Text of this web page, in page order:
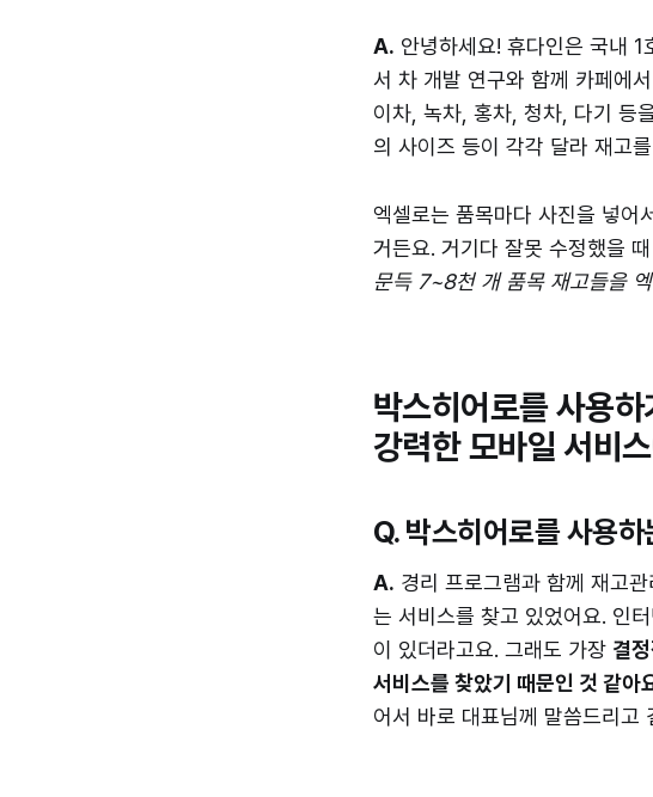
A. 안녕하세요! 휴다인은 국내
서 차 개발 연구와 함께 카페에
이차, 녹차, 홍차, 청차, 다기 등
의 사이즈 등이 각각 달라 재고
엑셀로는 품목마다 사진을 넣어
거든요. 거기다 잘못 수정했을
문득 7~8천 개 품목 재고들을
박스히어로를 사용
강력한 모바일 서비
Q. 박스히어로를 사용
A. 경리 프로그램과 함께 재고
는 서비스를 찾고 있었어요. 인
이 있더라고요. 그래도 가장 결
서비스를 찾았기 때문인 것 같아
어서 바로 대표님께 말씀드리고